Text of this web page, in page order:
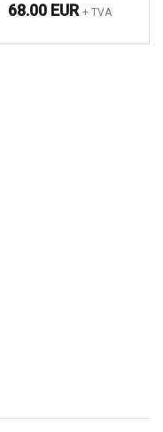
68.00 EUR + TVA